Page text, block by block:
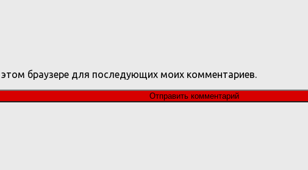
браузере для последующих моих комментариев.